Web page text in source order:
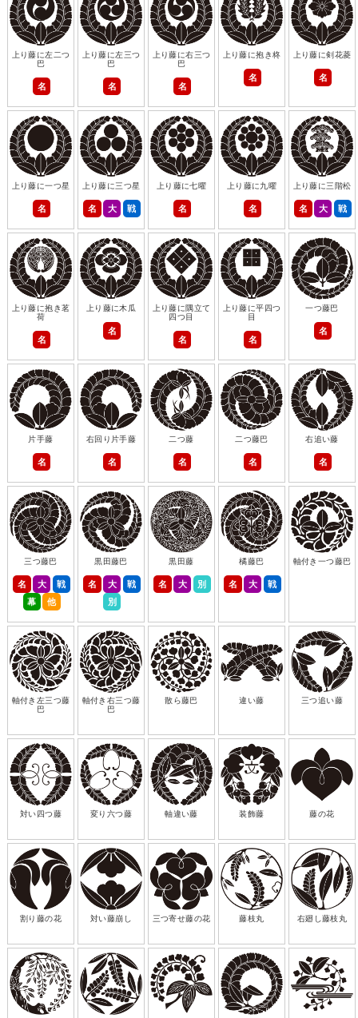
上り藤に左二つ
巴
名
上り藤に左三つ
巴
名
上り藤に右三つ
巴
名
上り藤に抱き柊
名
上り藤に剣花菱
名
上り藤に一つ星
名
上り藤に三つ星
名 大 戦
上り藤に七曜
名
上り藤に九曜
名
上り藤に三階松
名 大 戦
上り藤に抱き茗
荷
名
上り藤に木瓜
名
上り藤に隅立て
四つ目
名
上り藤に平四つ
目
名
一つ藤巴
名
片手藤
名
右回り片手藤
名
二つ藤
名
二つ藤巴
名
右追い藤
名
三つ藤巴
名 大
戦
幕
他
黒田藤巴
名 大
戦
別
黒田藤
名 大 別
橘藤巴
名 大 戦
軸付き一つ藤巴
軸付き左三つ藤
巴
軸付き右三つ藤
巴
散ら藤巴 違い藤 三つ追い藤
対い四つ藤 変り六つ藤 軸違い藤 装飾藤 藤の花
割り藤の花 対い藤崩し 三つ寄せ藤の花 藤枝丸 右廻し藤枝丸